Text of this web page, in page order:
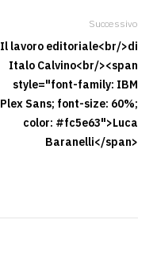
Successivo
Il lavoro editoriale<br/>di
Italo Calvino<br/><span
style="font-family: IBM
Plex Sans; font-size: 60%;
color: #fc5e63">Luca
Baranelli</span>